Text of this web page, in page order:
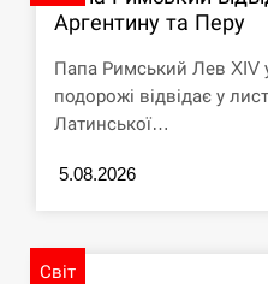
СЕРПЕНЬ
12:53
США обсуждают
Украины, несмотря
СЕРПЕНЬ
розблокування
Аргентину та Перу
Папа Римський Лев XIV
подорожі відвідає у
Латинської…
5.08.2026
Світ